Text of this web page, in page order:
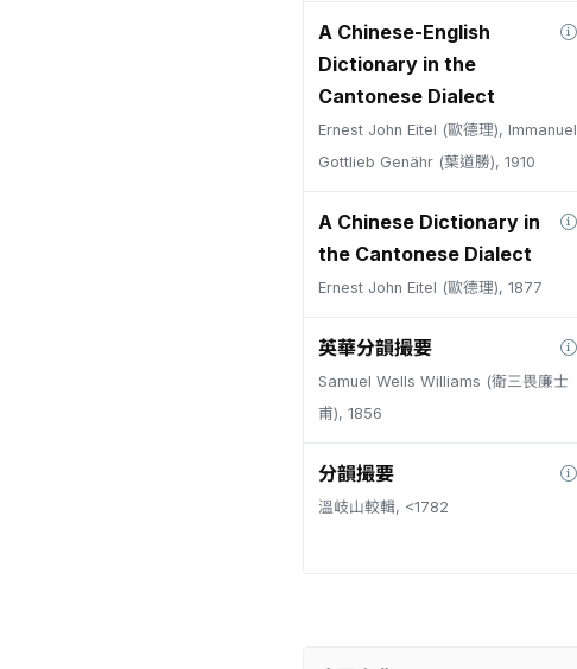
A Chinese-English
Dictionary in the
Cantonese Dialect
Ernest John Eitel (歐德理), Immanuel
Gottlieb Genähr (葉道勝), 1910
A Chinese Dictionary in
the Cantonese Dialect
Ernest John Eitel (歐德理), 1877
英華分韻撮要
Samuel Wells Williams (衛三畏廉士
甫), 1856
分韻撮要
溫岐山較輯, <1782